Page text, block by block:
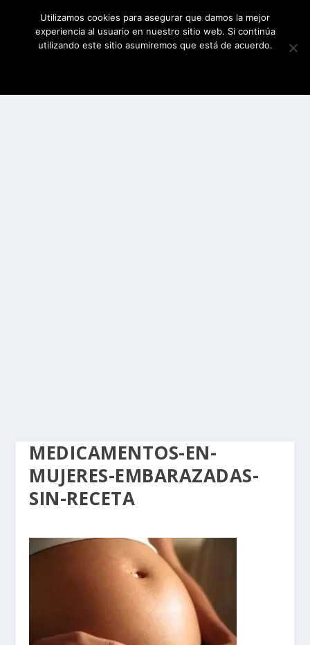
MEDICAMENTOS-EN-
MUJERES-EMBARAZADAS-
SIN-RECETA
Utilizamos cookies para asegurar que damos la mejor
experiencia al usuario en nuestro sitio web. Si continúa
utilizando este sitio asumiremos que está de acuerdo.